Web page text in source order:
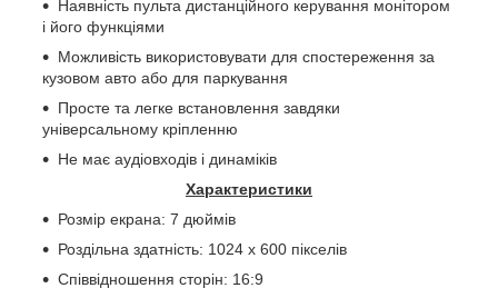
Наявність пульта дистанційного керування монітором
і його функціями
Можливість використовувати для спостереження за
кузовом авто або для паркування
Просте та легке встановлення завдяки
універсальному кріпленню
Не має аудіовходів і динаміків
Характеристики
Розмір екрана: 7 дюймів
Роздільна здатність: 1024 x 600 пікселів
Співвідношення сторін: 16:9